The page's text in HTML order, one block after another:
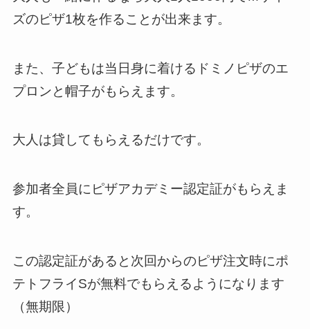
ズのピザ1枚を作ることが出来ます。
また、子どもは当日身に着けるドミノピザのエ
プロンと帽子がもらえます。
大人は貸してもらえるだけです。
参加者全員にピザアカデミー認定証がもらえま
す。
この認定証があると次回からのピザ注文時にポ
テトフライSが無料でもらえるようになります
（無期限）